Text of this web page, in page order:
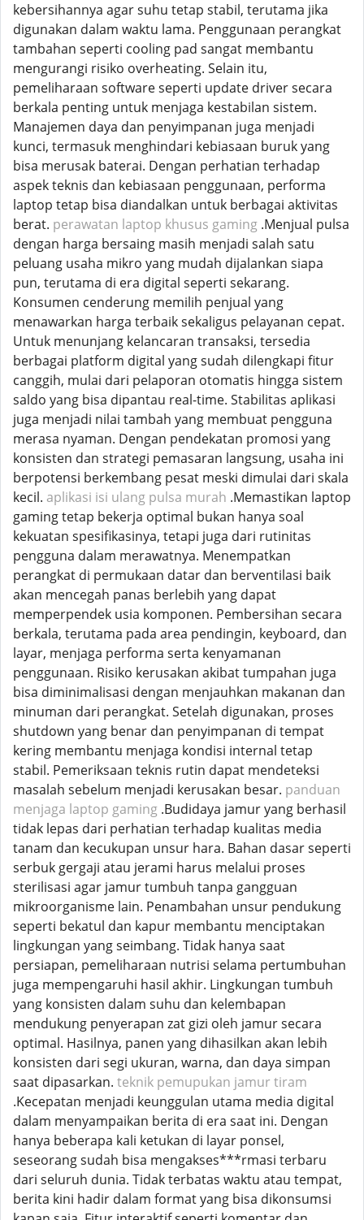
kebersihannya agar suhu tetap stabil, terutama jika
digunakan dalam waktu lama. Penggunaan perangkat
tambahan seperti cooling pad sangat membantu
mengurangi risiko overheating. Selain itu,
pemeliharaan software seperti update driver secara
berkala penting untuk menjaga kestabilan sistem.
Manajemen daya dan penyimpanan juga menjadi
kunci, termasuk menghindari kebiasaan buruk yang
bisa merusak baterai. Dengan perhatian terhadap
aspek teknis dan kebiasaan penggunaan, performa
laptop tetap bisa diandalkan untuk berbagai aktivitas
berat. perawatan laptop khusus gaming .Menjual pulsa
dengan harga bersaing masih menjadi salah satu
peluang usaha mikro yang mudah dijalankan siapa
pun, terutama di era digital seperti sekarang.
Konsumen cenderung memilih penjual yang
menawarkan harga terbaik sekaligus pelayanan cepat.
Untuk menunjang kelancaran transaksi, tersedia
berbagai platform digital yang sudah dilengkapi fitur
canggih, mulai dari pelaporan otomatis hingga sistem
saldo yang bisa dipantau real-time. Stabilitas aplikasi
juga menjadi nilai tambah yang membuat pengguna
merasa nyaman. Dengan pendekatan promosi yang
konsisten dan strategi pemasaran langsung, usaha ini
berpotensi berkembang pesat meski dimulai dari skala
kecil. aplikasi isi ulang pulsa murah .Memastikan laptop
gaming tetap bekerja optimal bukan hanya soal
kekuatan spesifikasinya, tetapi juga dari rutinitas
pengguna dalam merawatnya. Menempatkan
perangkat di permukaan datar dan berventilasi baik
akan mencegah panas berlebih yang dapat
memperpendek usia komponen. Pembersihan secara
berkala, terutama pada area pendingin, keyboard, dan
layar, menjaga performa serta kenyamanan
penggunaan. Risiko kerusakan akibat tumpahan juga
bisa diminimalisasi dengan menjauhkan makanan dan
minuman dari perangkat. Setelah digunakan, proses
shutdown yang benar dan penyimpanan di tempat
kering membantu menjaga kondisi internal tetap
stabil. Pemeriksaan teknis rutin dapat mendeteksi
masalah sebelum menjadi kerusakan besar. panduan
menjaga laptop gaming .Budidaya jamur yang berhasil
tidak lepas dari perhatian terhadap kualitas media
tanam dan kecukupan unsur hara. Bahan dasar seperti
serbuk gergaji atau jerami harus melalui proses
sterilisasi agar jamur tumbuh tanpa gangguan
mikroorganisme lain. Penambahan unsur pendukung
seperti bekatul dan kapur membantu menciptakan
lingkungan yang seimbang. Tidak hanya saat
persiapan, pemeliharaan nutrisi selama pertumbuhan
juga mempengaruhi hasil akhir. Lingkungan tumbuh
yang konsisten dalam suhu dan kelembapan
mendukung penyerapan zat gizi oleh jamur secara
optimal. Hasilnya, panen yang dihasilkan akan lebih
konsisten dari segi ukuran, warna, dan daya simpan
saat dipasarkan. teknik pemupukan jamur tiram
.Kecepatan menjadi keunggulan utama media digital
dalam menyampaikan berita di era saat ini. Dengan
hanya beberapa kali ketukan di layar ponsel,
seseorang sudah bisa mengakses***rmasi terbaru
dari seluruh dunia. Tidak terbatas waktu atau tempat,
berita kini hadir dalam format yang bisa dikonsumsi